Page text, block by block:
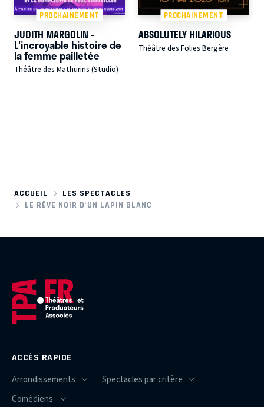
PROCHAINEMENT
JUDITH MARGOLIN -
L'incroyable histoire de
la femme pailletée
Théâtre des Mathurins (Studio)
PROCHAINEMENT
ABSOLUTELY HILARIOUS
Théâtre des Folies Bergère
ACCUEIL
LES SPECTACLES
LE RÊVE NOIR D'UN LAPIN BLANC
ACCÈS RAPIDE